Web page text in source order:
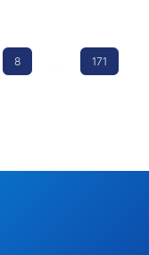
8 171